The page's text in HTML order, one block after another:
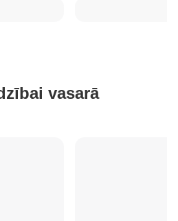
vasarā